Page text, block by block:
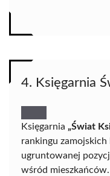
4. Księgarnia
Księgarnia „Świat
rankingu
ugruntowanej
wśród mieszkańców.